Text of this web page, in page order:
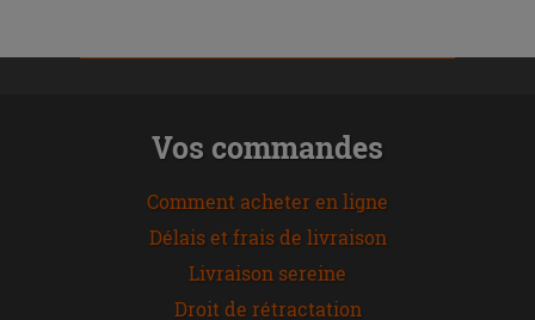
Vos commandes
Comment acheter en ligne
Délais et frais de livraison
Livraison sereine
Droit de rétractation